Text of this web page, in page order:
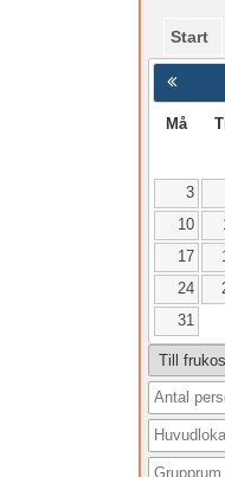
Start
Må
3
10
17
24
31